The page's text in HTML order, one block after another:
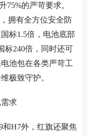
75%的严苛要求。
拥有全方位安全防
标1.5倍，电池底部
标240倍，同时还可
池包在各类严苛工
极致守护。
求
H7外，红旗还聚焦